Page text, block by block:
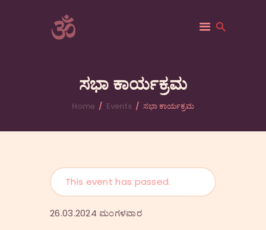
ಸಭಾ ಕಾರ್ಯಕ್ರಮ
Home Events ಸಭಾ ಕಾರ್ಯಕ್ರಮ
HOME
ABOUT
VANIS
EVENTS
CONTACTS
This event has passed.
26.03.2024 ಮಂಗಳವಾರ